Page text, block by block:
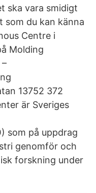
ska vara smidigt
som du kan känna
Centre i
Molding
13752 372
är Sveriges
som på uppdrag
genomför och
forskning under